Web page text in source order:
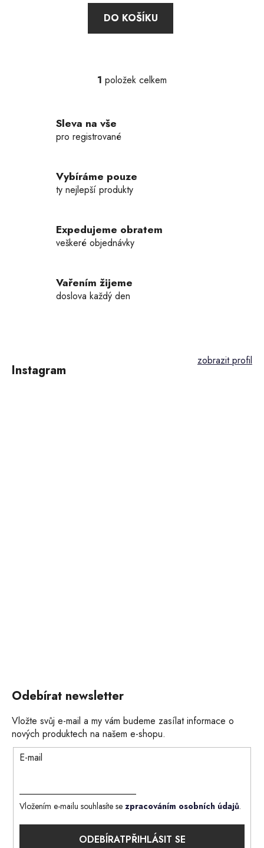
3,9
z
DO KOŠÍKU
O
í
p
k
y
v
p
1 položek celkem
Sleva na vše
pro registrované
Vybíráme pouze
ty nejlepší produkty
Expedujeme obratem
veškeré objednávky
Vařením žijeme
doslova každý den
Instagram
Odebírat newsletter
Vložte svůj e-mail a my vám budeme zasílat informace o
nových produktech na našem e-shopu.
E-mail
Vložením e-mailu souhlasíte se zpracováním osobních údajů.
PŘIHLÁSIT SE